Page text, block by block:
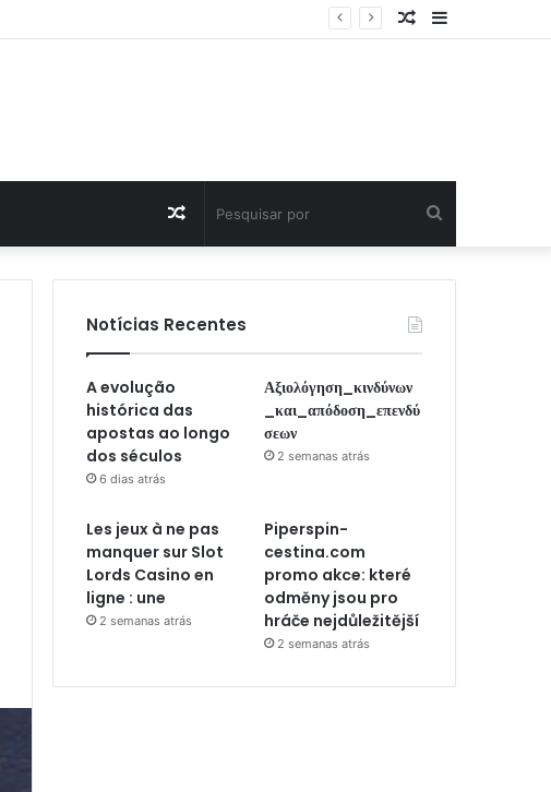
Sidebar
Artigo
por
Artigo
Aleatório
Notícias Recentes
A evolução
histórica das
apostas ao longo
dos séculos
6 dias atrás
Αξιολόγηση_κινδύνων
_και_απόδοση_επενδύ
σεων
2 semanas atrás
Les jeux à ne pas
manquer sur Slot
Lords Casino en
ligne : une
2 semanas atrás
Piperspin-
cestina.com
promo akce: které
odměny jsou pro
hráče nejdůležitější
2 semanas atrás